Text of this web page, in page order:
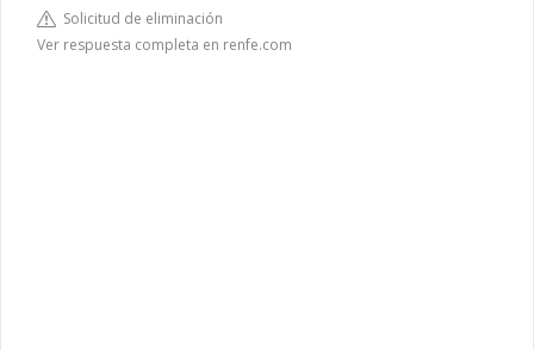
Solicitud de eliminación
Ver respuesta completa en renfe.com